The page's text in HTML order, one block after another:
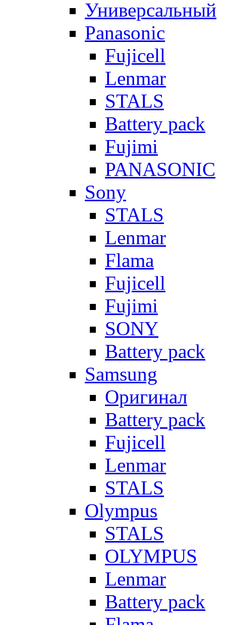
Универсальный
Panasonic
Fujicell
Lenmar
STALS
Battery pack
Fujimi
PANASONIC
Sony
STALS
Lenmar
Flama
Fujicell
Fujimi
SONY
Battery pack
Samsung
Оригинал
Battery pack
Fujicell
Lenmar
STALS
Olympus
STALS
OLYMPUS
Lenmar
Battery pack